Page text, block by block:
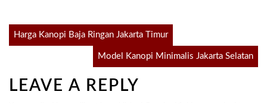
Post
Harga Kanopi Baja Ringan Jakarta Timur
Model Kanopi Minimalis Jakarta Selatan
LEAVE A REPLY